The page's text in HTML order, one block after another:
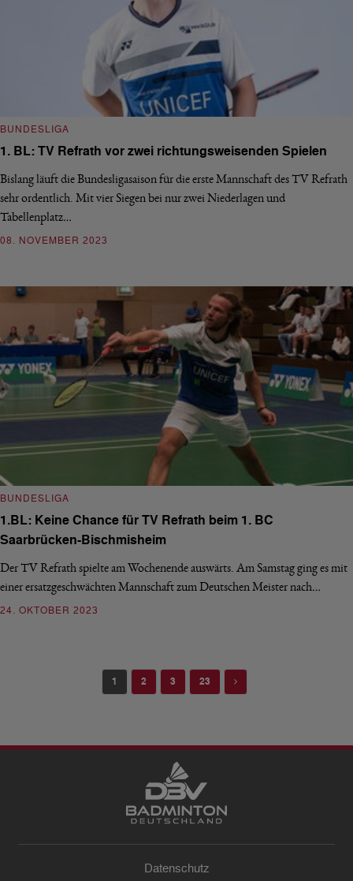
BUNDESLIGA
1. BL: TV Refrath vor zwei richtungsweisenden Spielen
Bislang läuft die Bundesligasaison für die erste Mannschaft des TV Refrath
sehr ordentlich. Mit vier Siegen bei nur zwei Niederlagen und
Tabellenplatz…
08. NOVEMBER 2023
BUNDESLIGA
1.BL: Keine Chance für TV Refrath beim 1. BC
Saarbrücken-Bischmisheim
Der TV Refrath spielte am Wochenende auswärts. Am Samstag ging es mit
einer ersatzgeschwächten Mannschaft zum Deutschen Meister nach…
24. OKTOBER 2023
1 2 3 23 Next
Datenschutz